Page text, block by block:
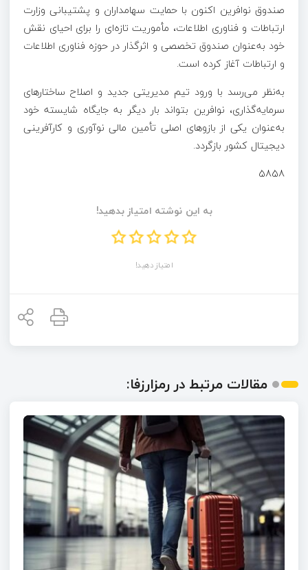
صندوق نوافرین اکنون با حمایت سهامداران و پشتیبانی وزارت
ارتباطات و فناوری اطلاعات، مأموریت تازه‌ای را برای احیای نقش
خود به‌عنوان صندوق تخصصی و اثرگذار در حوزه فناوری اطلاعات
و ارتباطات آغاز کرده است.
به‌نظر می‌رسد با ورود تیم مدیریتی جدید و اصلاح ساختارهای
سرمایه‌گذاری، نوافرین بتواند بار دیگر به جایگاه شایسته خود
به‌عنوان یکی از بازوهای اصلی تأمین مالی نوآوری و کارآفرینی
دیجیتال کشور بازگردد.
5858
به این نوشته امتیاز بدهید!
امتیاز دهید!
مقالات مرتبط در رمزارزفا: